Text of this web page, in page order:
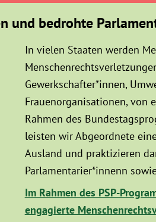
und bedrohte
In vielen Staaten werden
Gewerkschafter*innen,
Frauenorganisationen, von
Rahmen des
leisten wir Abgeordnete
Ausland und praktizieren
Parlamentarier*innenn
Im Rahmen des PSP-
engagierte